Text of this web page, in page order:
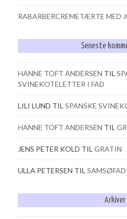
RABARBERCREMETÆRTE MED
Seneste
HANNE TOFT ANDERSEN TIL
SVINEKOTELETTER I FAD
LILI LUND TIL SPANSKE
HANNE TOFT ANDERSEN TIL
JENS PETER KOLD TIL GRATIN
ULLA PETERSEN TIL SAMSØFAD
Arkiver